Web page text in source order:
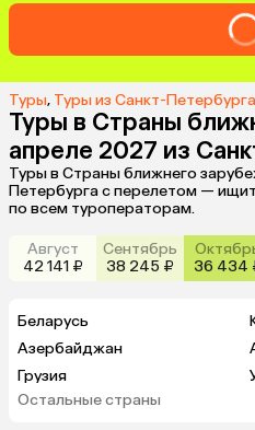
Туры, Туры из Санкт-Петербурга
Туры в Страны
апреле 2027 из
Туры в Страны ближнего
Петербурга с перелетом —
по всем туроператорам.
Август
42 141 ₽
Сентябрь
38 245 ₽
36 434
Беларусь
Азербайджан
Грузия
Киргизия
Остальные страны